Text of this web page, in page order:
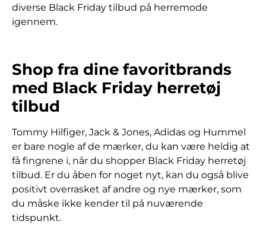
diverse Black Friday tilbud på herremode
igennem.
Shop fra dine favoritbrands
med Black Friday herretøj
tilbud
Tommy Hilfiger, Jack & Jones, Adidas og Hummel
er bare nogle af de mærker, du kan være heldig at
få fingrene i, når du shopper Black Friday herretøj
tilbud. Er du åben for noget nyt, kan du også blive
positivt overrasket af andre og nye mærker, som
du måske ikke kender til på nuværende
tidspunkt.